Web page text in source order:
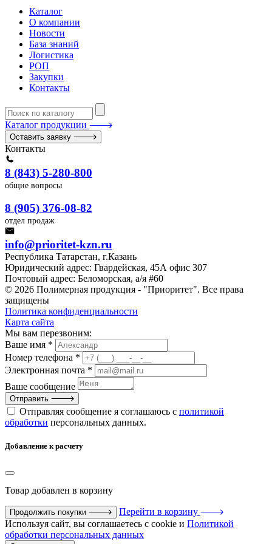
Каталог
О компании
Новости
База знаний
Логистика
РОП
Закупки
Контакты
Каталог продукции
Оставить заявку
Контакты
8 (843) 5-280-800
общие вопросы
8 (905) 376-08-82
отдел продаж
info@prioritet-kzn.ru
Республика Татарстан, г.Казань
Юридический адрес: Гвардейская, 45А офис 307
Почтовый адрес: Беломорская, а/я #60
© 2026 Полимерная продукция - "Приоритет". Все права
защищены
Политика конфиденциальности
Карта сайта
Мы вам перезвоним:
Ваше имя *
Номер телефона *
Электронная почта *
Ваше сообщение
Отправить
Отправляя сообщение я соглашаюсь с политикой
обработки персональных данных.
Добавление к расчету
Товар добавлен в корзину
Продолжить покупки
Перейти в корзину
Используя сайт, вы соглашаетесь с cookie и Политикой
обработки персональных данных